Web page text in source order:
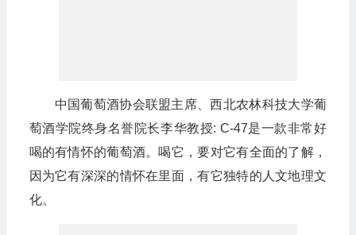
中国葡萄酒协会联盟主席、西北农林科技大学葡
萄酒学院终身名誉院长李华教授: C-47是一款非常好
喝的有情怀的葡萄酒。喝它，要对它有全面的了解，
因为它有深深的情怀在里面，有它独特的人文地理文
化。